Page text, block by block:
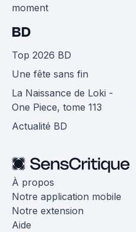
moment
BD
Top 2026 BD
Une fête sans fin
La Naissance de Loki -
One Piece, tome 113
Actualité BD
À propos
Notre application mobile
Notre extension
Aide